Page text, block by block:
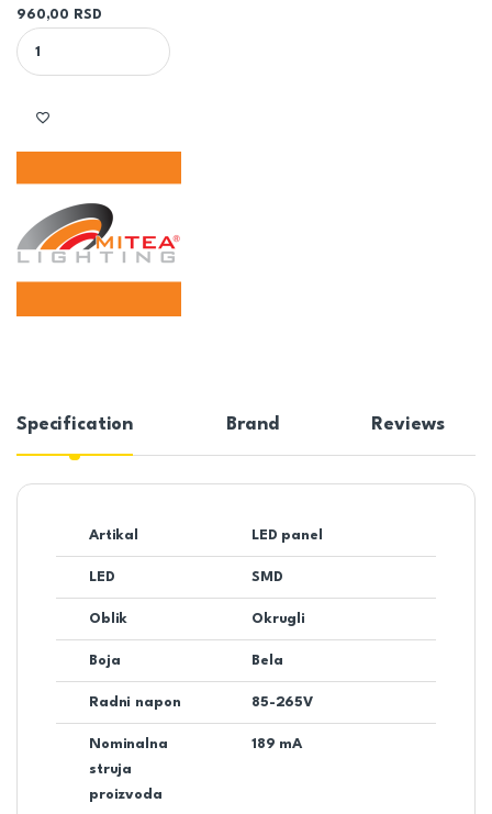
960,00
RSD
M24UO 24W 3000K BELI UGRADNI OKRUGLI LED PANEL MITEA
Specification Brand Reviews
Artikal LED panel
LED SMD
Oblik Okrugli
Boja Bela
Radni napon 85-265V
Nominalna
struja
proizvoda
189 mA